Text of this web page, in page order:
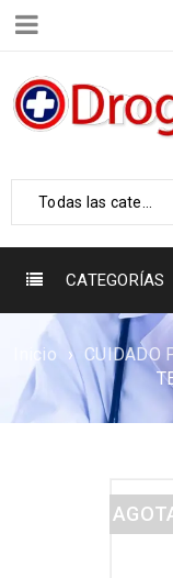
Todas las categorías
CATEGORÍAS
Inicio › CUIDADO